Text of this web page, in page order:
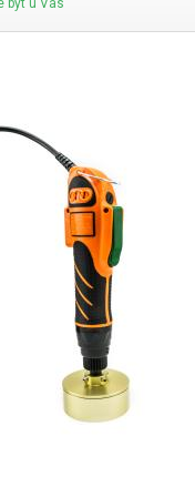
šroubovák.
vložky, bit pro uchycení
style:solid;border-
.tg th{border-
family:Arial, sans-
ofmu{border-
align:top} .tg
align:top} .tg
weight:bold;text-
color:inherit;font-
.tg .tg-0pky{border-
family:Arial, sans-serif;font-
5px;border-
být u Vás